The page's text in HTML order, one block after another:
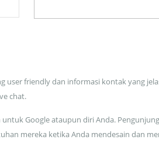
user friendly dan informasi kontak yang
chat.
Google ataupun diri Anda.
mereka ketika Anda mendesain dan